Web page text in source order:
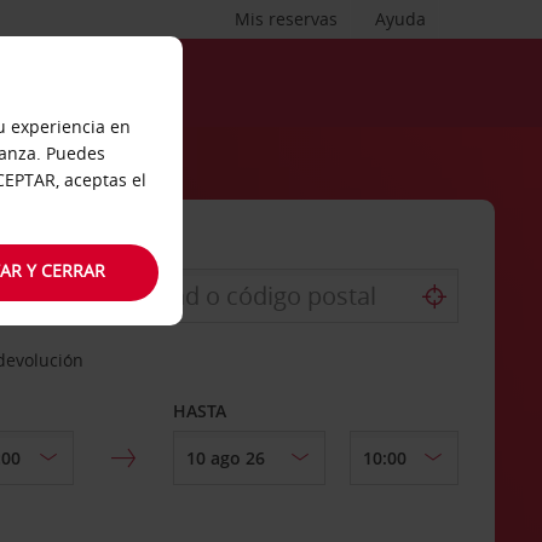
Ayuda
Mis reservas
HASTA
experiencia en
Puedes
aceptas el
Y CERRAR